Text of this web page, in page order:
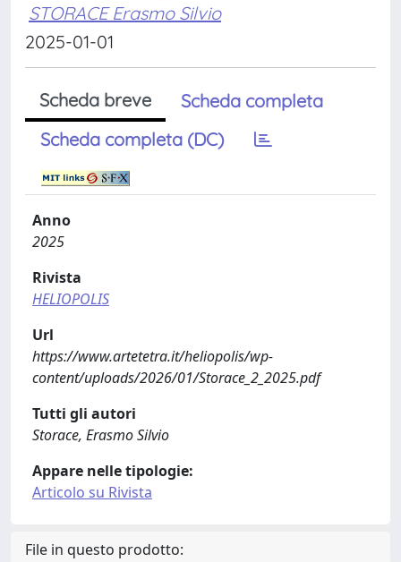
STORACE Erasmo Silvio
2025-01-01
Scheda breve
Scheda completa
Scheda completa (DC)
Anno
2025
Rivista
HELIOPOLIS
Url
https://www.artetetra.it/heliopolis/wp-
content/uploads/2026/01/Storace_2_2025.pdf
Tutti gli autori
Storace, Erasmo Silvio
Appare nelle tipologie:
Articolo su Rivista
File in questo prodotto: